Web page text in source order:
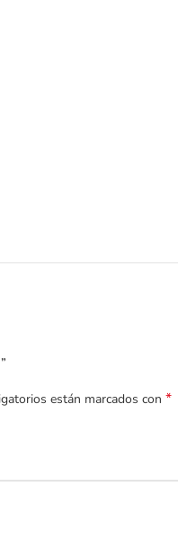
están marcados con *